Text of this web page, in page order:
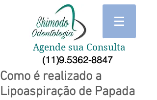
Agende sua Consulta
(11)9.5362-8847
Como é realizado a
Lipoaspiração de Papada